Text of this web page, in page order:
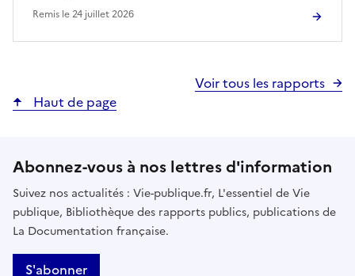
Remis le24 juillet 2026
Voir tous les rapports
Haut de page
Abonnez-vous à nos lettres d'information
Suivez nos actualités : Vie-publique.fr, L'essentiel de Vie
publique, Bibliothèque des rapports publics, publications de
La Documentation française.
S'abonner